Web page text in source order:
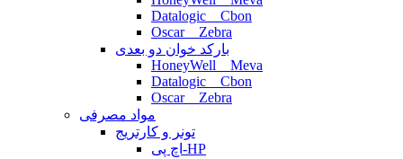
Datalogic _ Cbon
Oscar _ Zebra
بارکد خوان دو بعدی
HoneyWell _ Meva
Datalogic _ Cbon
Oscar _ Zebra
مواد مصرفی
تونر و کارتریج
اچ پی-HP